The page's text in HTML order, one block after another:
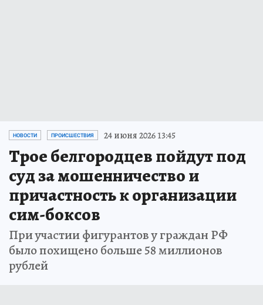
НОВОСТИ ПРОИСШЕСТВИЯ 24 июня 2026 13:45
Трое белгородцев пойдут под
суд за мошенничество и
причастность к организации
сим-боксов
При участии фигурантов у граждан РФ
было похищено больше 58 миллионов
рублей